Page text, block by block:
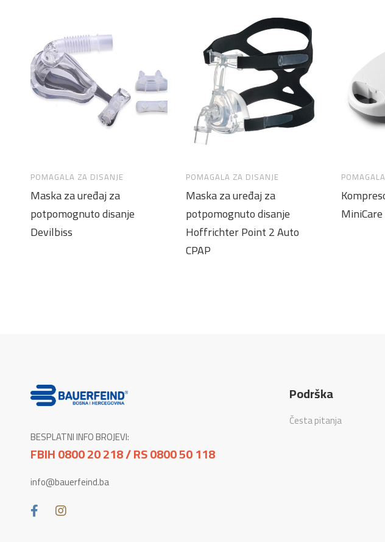
POMAGALA ZA DISANJE
Maska za uređaj za
potpomognuto disanje
Devilbiss
POMAGALA ZA DISANJE
Maska za uređaj za
potpomognuto disanje
Hoffrichter Point 2 Auto
CPAP
MiniCare
BESPLATNI INFO BROJEVI:
FBIH 0800 20 218 / RS 0800 50 118
info@bauerfeind.ba
Podrška
Česta pitanja